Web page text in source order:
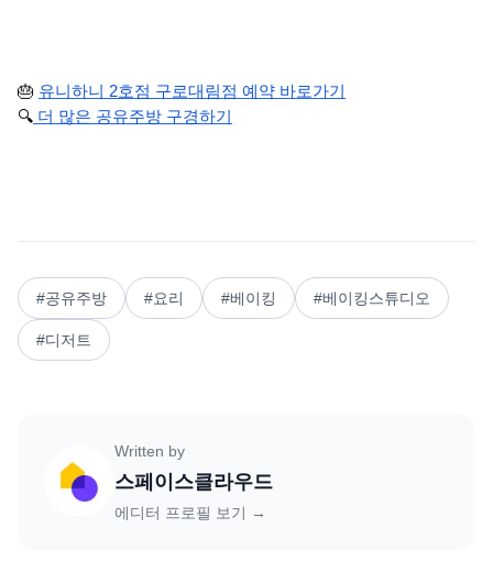
🎂 유니하니 2호점 구로대림점 예약 바로가기
🔍 더 많은 공유주방 구경하기
#공유주방 #요리 #베이킹 #베이킹스튜디오
#디저트
Written by
스페이스클라우드
에디터 프로필 보기 →